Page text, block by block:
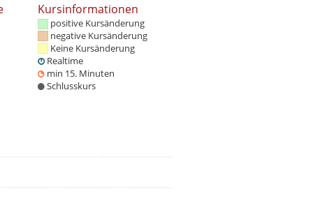
Kursinformationen
positive Kursänderung
negative Kursänderung
Keine Kursänderung
Realtime
min 15. Minuten
Schlusskurs